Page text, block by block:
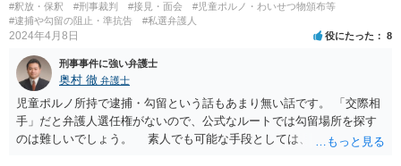
#釈放・保釈 #刑事裁判 #接見・面会
#児童ポルノ・わいせつ物頒布等
#逮捕や勾留の阻止・準抗告
#私選弁護人
2024年4月8日 役にたった 8
刑事事件に強い弁護士
奥村 徹 弁護士
児童ポルノ所持で逮捕・勾留という話もあまり無い話です。 「交際相
手」だと弁護人選任権がないので、公式なルートでは勾留場所を探す
のは難しいでしょう。 素人でも可能な手段としては、「○○県内」と